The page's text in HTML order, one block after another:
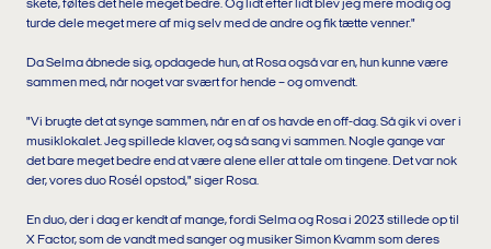
skete, føltes det hele meget bedre. Og lidt efter lidt blev jeg mere modig og
turde dele meget mere af mig selv med de andre og fik tætte venner."
Da Selma åbnede sig, opdagede hun, at Rosa også var en, hun kunne være
sammen med, når noget var svært for hende – og omvendt.
"Vi brugte det at synge sammen, når en af os havde en off-dag. Så gik vi over i
musiklokalet. Jeg spillede klaver, og så sang vi sammen. Nogle gange var
det bare meget bedre end at være alene eller at tale om tingene. Det var nok
der, vores duo Rosél opstod," siger Rosa.
En duo, der i dag er kendt af mange, fordi Selma og Rosa i 2023 stillede op til
X Factor, som de vandt med sanger og musiker Simon Kvamm som deres